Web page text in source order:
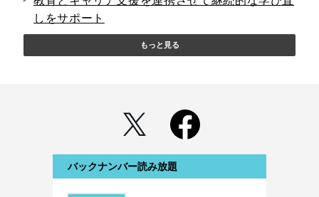
しをサポート
もっと見る
バックナンバー読み放題